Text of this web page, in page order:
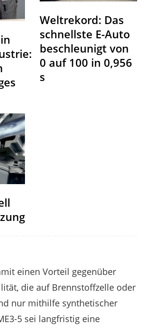
Weltrekord: Das
schnellste E-Auto
beschleunigt von
0 auf 100 in 0,956
s
einen Vorteil gegenüber
die auf Brennstoffzelle oder
nur mithilfe synthetischer
5 sei langfristig eine